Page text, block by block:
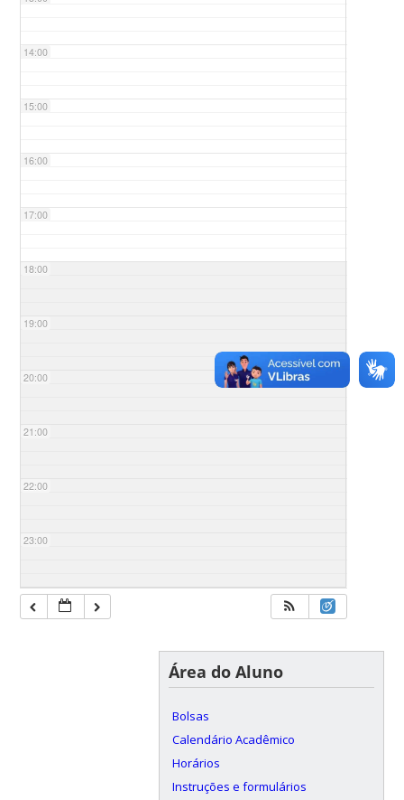
14:00
15:00
16:00
17:00
18:00
19:00
20:00
21:00
22:00
23:00
Área do Aluno
Bolsas
Calendário Acadêmico
Horários
Instruções e formulários